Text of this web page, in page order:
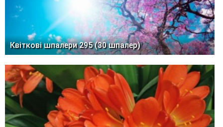
Квіткові шпалери 295 (30 шпалер)